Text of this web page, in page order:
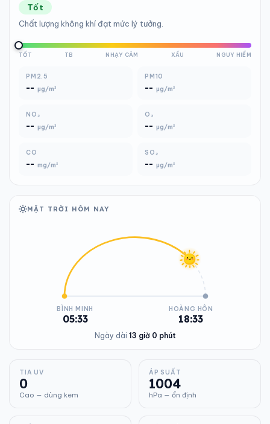
Tốt
Chất lượng không khí đạt mức lý tưởng.
TỐT TB NHẠY CẢM XẤU NGUY HIỂM
PM2.5
-- µg/m³
PM10
-- µg/m³
NO₂
-- µg/m³
O₃
-- µg/m³
CO
-- mg/m³
SO₂
-- µg/m³
MẶT TRỜI HÔM NAY
BÌNH MINH
05:33
HOÀNG HÔN
18:33
Ngày dài 13 giờ 0 phút
TIA UV
0
Cao — dùng kem
ÁP SUẤT
1004
hPa — ổn định